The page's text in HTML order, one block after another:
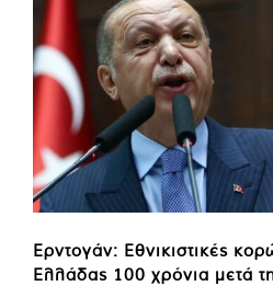
Ερντογάν: Εθνικιστικές
Ελλάδας 100 χρόνια μετά